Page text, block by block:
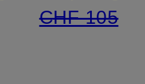
CHF 105